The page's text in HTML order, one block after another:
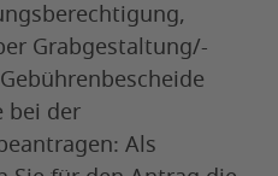
Grabgestaltung/-
bei der
Als